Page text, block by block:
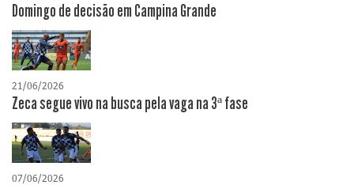
Domingo de decisão em Campina Grande
21/06/2026
Zeca segue vivo na busca pela vaga na 3ª fase
07/06/2026